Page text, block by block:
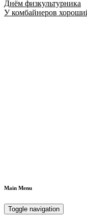
Днём физкультурника
У комбайнеров
Main Menu
Toggle navigation